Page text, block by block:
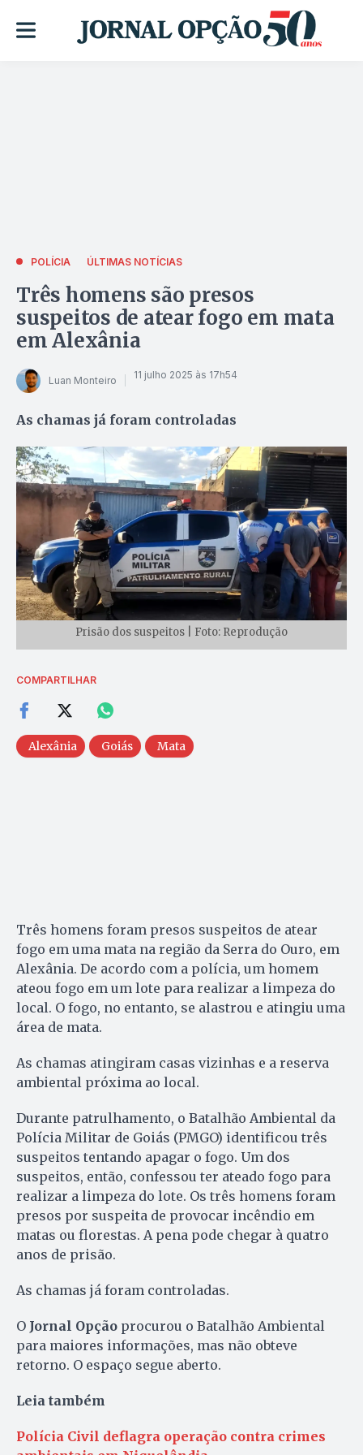
POLÍCIA ÚLTIMAS NOTÍCIAS
Três homens são presos
suspeitos de atear fogo em mata
em Alexânia
Luan Monteiro 11 julho 2025 às 17h54
As chamas já foram controladas
Prisão dos suspeitos | Foto: Reprodução
COMPARTILHAR
Alexânia Goiás Mata
Três homens foram presos suspeitos de atear
fogo em uma mata na região da Serra do Ouro, em
Alexânia. De acordo com a polícia, um homem
ateou fogo em um lote para realizar a limpeza do
local. O fogo, no entanto, se alastrou e atingiu uma
área de mata.
As chamas atingiram casas vizinhas e a reserva
ambiental próxima ao local.
Durante patrulhamento, o Batalhão Ambiental da
Polícia Militar de Goiás (PMGO) identificou três
suspeitos tentando apagar o fogo. Um dos
suspeitos, então, confessou ter ateado fogo para
realizar a limpeza do lote. Os três homens foram
presos por suspeita de provocar incêndio em
matas ou florestas. A pena pode chegar à quatro
anos de prisão.
As chamas já foram controladas.
O Jornal Opção procurou o Batalhão Ambiental
para maiores informações, mas não obteve
retorno. O espaço segue aberto.
Leia também
Polícia Civil deflagra operação contra crimes